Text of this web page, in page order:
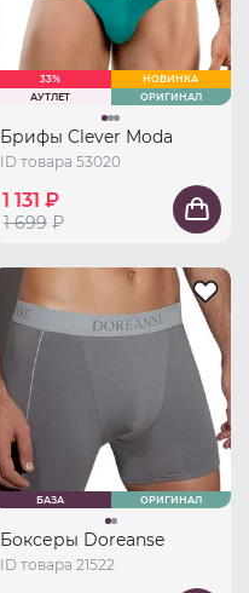
33%
НОВИНКА
АУТЛЕТ
ОРИГИНАЛ
Брифы Clever Moda
ID товара 53020
1 131 ₽
1 699 ₽
БАЗА ОРИГИНАЛ
Боксеры Doreanse
ID товара 21522